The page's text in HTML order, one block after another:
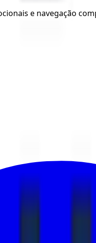
e navegação